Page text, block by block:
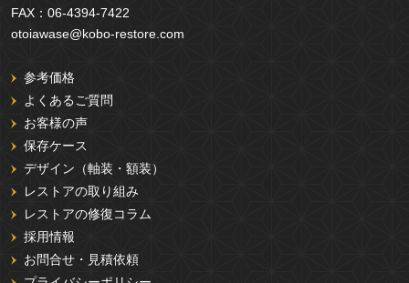
FAX： 06-4394-7422
otoiawase@kobo-restore.com
参考価格
よくあるご質問
お客様の声
保存ケース
デザイン（軸装・額装）
レストアの取り組み
レストアの修復コラム
採用情報
お問合せ・見積依頼